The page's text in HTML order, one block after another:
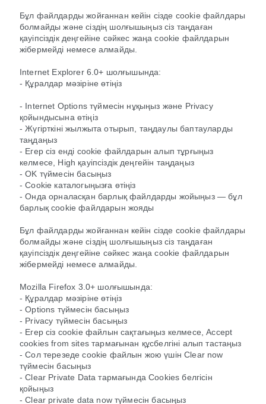
Бұл файлдарды жойғаннан кейін сізде cookie файлдары
болмайды және сіздің шолғышыңыз сіз таңдаған
қауіпсіздік деңгейіне сәйкес жаңа cookie файлдарын
жібермейді немесе алмайды.
Internet Explorer 6.0+ шолғышында:
- Құралдар мәзіріне өтіңіз
- Internet Options түймесін нұқыңыз және Privacy
қойындысына өтіңіз
- Жүгірткіні жылжыта отырып, таңдаулы баптауларды
таңдаңыз
- Егер сіз енді cookie файлдарын алып тұрғыңыз
келмесе, High қауіпсіздік деңгейін таңдаңыз
- OK түймесін басыңыз
- Cookie каталогыңызға өтіңіз
- Онда орналасқан барлық файлдарды жойыңыз — бұл
барлық cookie файлдарын жояды
Бұл файлдарды жойғаннан кейін сізде cookie файлдары
болмайды және сіздің шолғышыңыз сіз таңдаған
қауіпсіздік деңгейіне сәйкес жаңа cookie файлдарын
жібермейді немесе алмайды.
Mozilla Firefox 3.0+ шолғышында:
- Құралдар мәзіріне өтіңіз
- Options түймесін басыңыз
- Privacy түймесін басыңыз
- Егер сіз cookie файлын сақтағыңыз келмесе, Accept
cookies from sites тармағынан құсбелгіні алып тастаңыз
- Сол терезеде cookie файлын жою үшін Clear now
түймесін басыңыз
- Clear Private Data тармағында Cookies белгісін
қойыңыз
- Clear private data now түймесін басыңыз